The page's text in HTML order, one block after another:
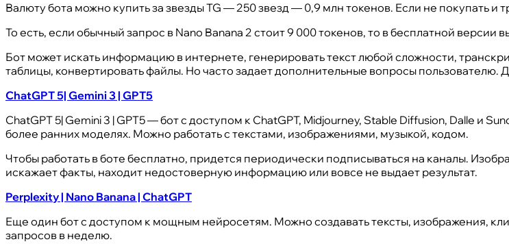
Валюту бота можно купить за звезды TG — 250 звезд — 0,9 млн токенов. Если не покупать и
То есть, если обычный запрос в Nano Banana 2 стоит 9 000 токенов, то в бесплатной версии
Бот может искать информацию в интернете, генерировать текст любой сложности,
таблицы, конвертировать файлы. Но часто задает дополнительные вопросы пользователю.
ChatGPT 5| Gemini 3 | GPT5
ChatGPT 5| Gemini 3 | GPT5 — бот с доступом к ChatGPT, Midjourney, Stable Diffusion, Dalle и
более ранних моделях. Можно работать с текстами, изображениями, музыкой, кодом.
Чтобы работать в боте бесплатно, придется периодически подписываться на каналы.
искажает факты, находит недостоверную информацию или вовсе не выдает результат.
Perplexity | Nano Banana | ChatGPT
Еще один бот с доступом к мощным нейросетям. Можно создавать тексты, изображения,
запросов в неделю.